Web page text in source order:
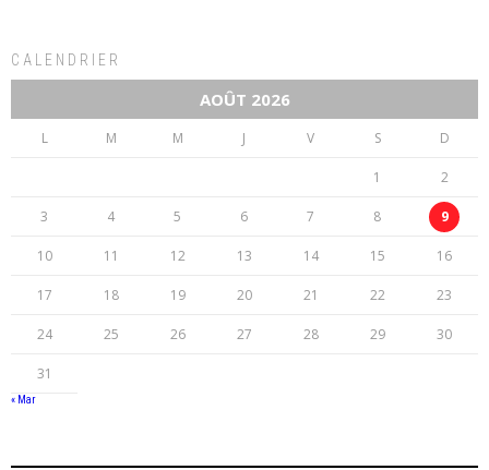
CALENDRIER
AOÛT 2026
L M M J V S D
1 2
3 4 5 6 7 8 9
10 11 12 13 14 15 16
17 18 19 20 21 22 23
24 25 26 27 28 29 30
31
« Mar